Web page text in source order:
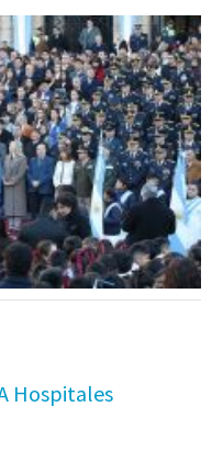
Hospitales